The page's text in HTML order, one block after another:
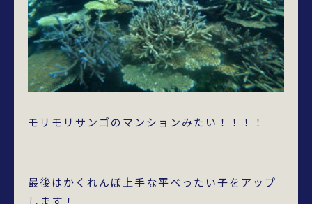
モリモリサンゴのマンションみたい！！！！
最後はかくれんぼ上手な平べったい子をアップ